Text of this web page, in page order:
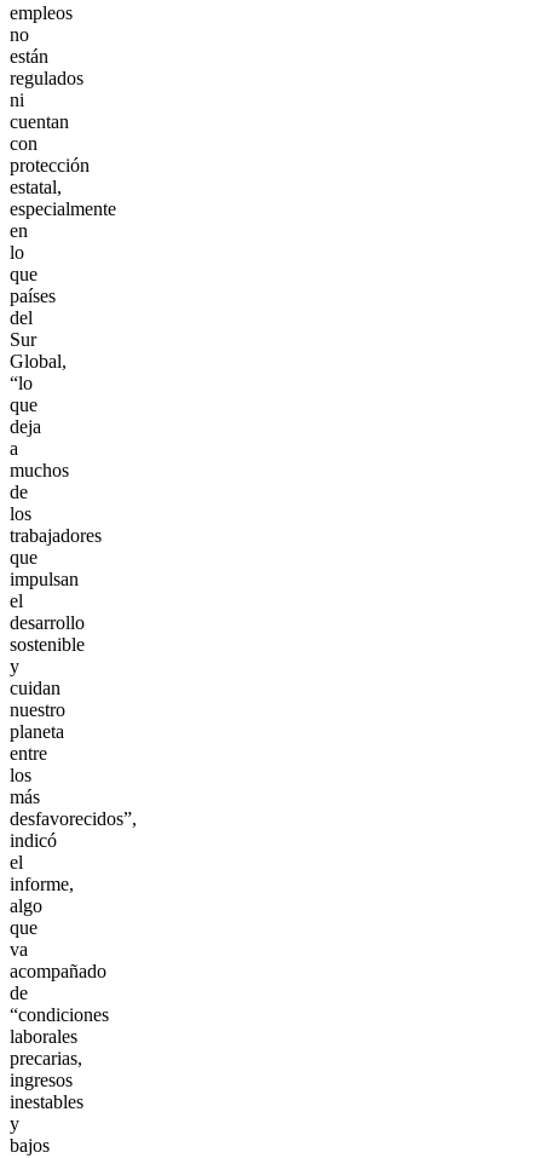
empleos
no
están
regulados
ni
cuentan
con
protección
estatal,
especialmente
en
lo
que
países
del
Sur
Global,
“lo
que
deja
a
muchos
de
los
trabajadores
que
impulsan
el
desarrollo
sostenible
y
cuidan
nuestro
planeta
entre
los
más
desfavorecidos”,
indicó
el
informe,
algo
que
va
acompañado
de
“condiciones
laborales
precarias,
ingresos
inestables
y
bajos